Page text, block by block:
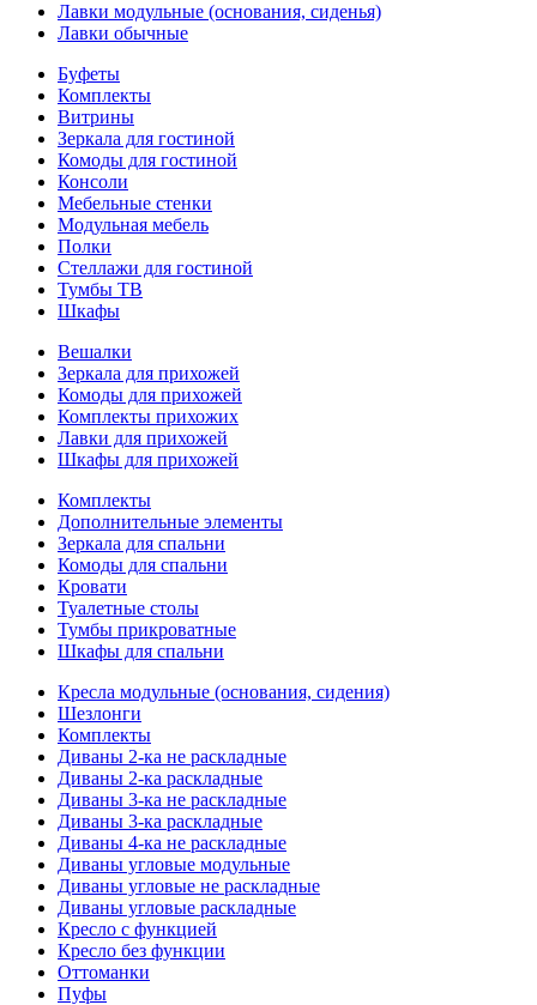
Лавки модульные (основания, сиденья)
Лавки обычные
Буфеты
Комплекты
Витрины
Зеркала для гостиной
Комоды для гостиной
Консоли
Мебельные стенки
Модульная мебель
Полки
Стеллажи для гостиной
Тумбы ТВ
Шкафы
Вешалки
Зеркала для прихожей
Комоды для прихожей
Комплекты прихожих
Лавки для прихожей
Шкафы для прихожей
Комплекты
Дополнительные элементы
Зеркала для спальни
Комоды для спальни
Кровати
Туалетные столы
Тумбы прикроватные
Шкафы для спальни
Кресла модульные (основания, сидения)
Шезлонги
Комплекты
Диваны 2-ка не раскладные
Диваны 2-ка раскладные
Диваны 3-ка не раскладные
Диваны 3-ка раскладные
Диваны 4-ка не раскладные
Диваны угловые модульные
Диваны угловые не раскладные
Диваны угловые раскладные
Кресло с функцией
Кресло без функции
Оттоманки
Пуфы